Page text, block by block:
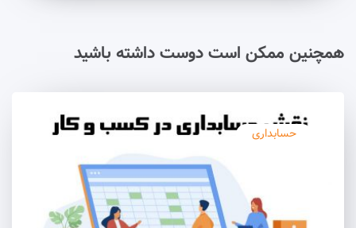
همچنین ممکن است دوست داشته باشید
حسابداری